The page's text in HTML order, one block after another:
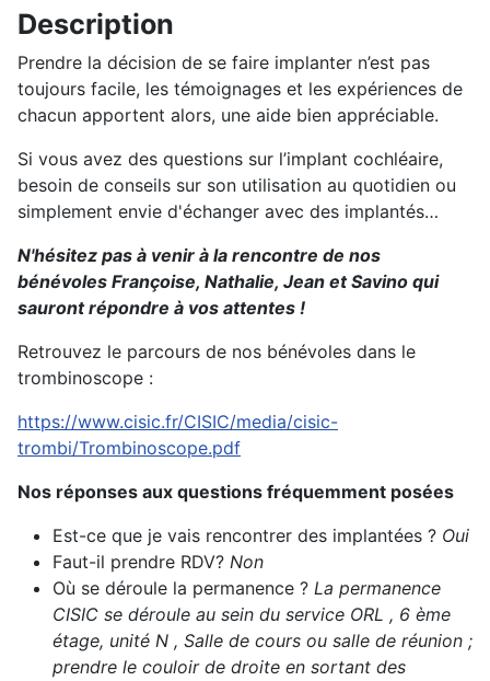
Description
Prendre la décision de se faire implanter n’est pas
toujours facile, les témoignages et les expériences de
chacun apportent alors, une aide bien appréciable.
Si vous avez des questions sur l’implant cochléaire,
besoin de conseils sur son utilisation au quotidien ou
simplement envie d'échanger avec des implantés…
N'hésitez pas à venir à la rencontre de nos
bénévoles Françoise, Nathalie, Jean et Savino qui
sauront répondre à vos attentes !
Retrouvez le parcours de nos bénévoles dans le
trombinoscope :
https://www.cisic.fr/CISIC/media/cisic-
trombi/Trombinoscope.pdf
Nos réponses aux questions fréquemment posées
Est-ce que je vais rencontrer des implantées ? Oui
Faut-il prendre RDV? Non
Où se déroule la permanence ? La permanence
CISIC se déroule au sein du service ORL , 6 ème
étage, unité N , Salle de cours ou salle de réunion ;
prendre le couloir de droite en sortant des